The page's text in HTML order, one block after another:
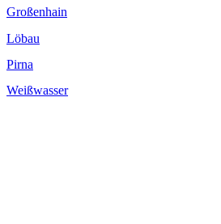
Großenhain
Löbau
Pirna
Weißwasser